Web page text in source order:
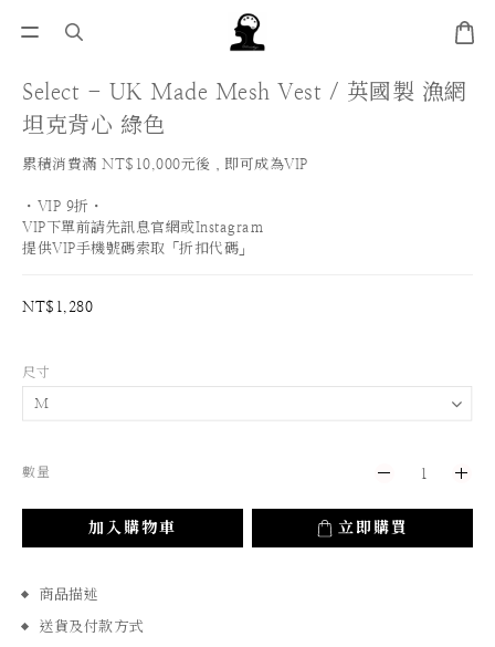
Select - UK Made Mesh Vest / 英國製 漁網
坦克背心 綠色
累積消費滿 NT$10,000元後，即可成為VIP
・VIP 9折・
VIP下單前請先訊息官網或Instagram
提供VIP手機號碼索取「折扣代碼」
NT$1,280
尺寸
數量
加入購物車 立即購買
商品描述
送貨及付款方式